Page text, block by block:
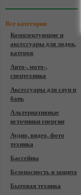
Все категории
Комплектующие и
аксессуары для лодок,
катеров
Авто-, мото-,
спецтехника
Аксессуары для саун и
бань
Альтернативные
источники енергии
Аудио, видео, фото
техника
Бассейны
Безопасность и защита
Бытовая техника